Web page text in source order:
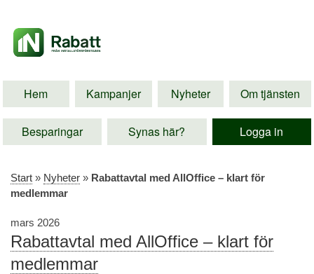
Hem Kampanjer Nyheter Om tjänsten
Besparingar Synas här? Logga in
Start » Nyheter » Rabattavtal med AllOffice – klart för
medlemmar
mars 2026
Rabattavtal med AllOffice – klart för
medlemmar